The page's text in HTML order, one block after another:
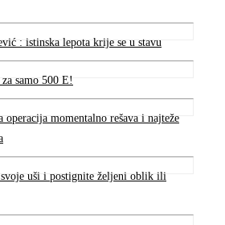
: istinska lepota krije se u stavu
samo 500 E!
operacija momentalno rešava i najteže
uši i postignite željeni oblik ili